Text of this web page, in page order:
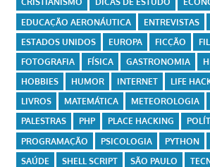
EDUCAÇÃO AERONÁUTICA
ENTREVISTAS
ESTADOS UNIDOS
EUROPA FICÇÃO
FOTOGRAFIA
FÍSICA GASTRONOMIA
HOBBIES
HUMOR INTERNET LIFE
LIVROS
MATEMÁTICA METEOROLOGIA
PALESTRAS
PHP PLACE HACKING
PROGRAMAÇÃO
PSICOLOGIA PYTHON
SAÚDE
SHELL SCRIPT SÃO PAULO